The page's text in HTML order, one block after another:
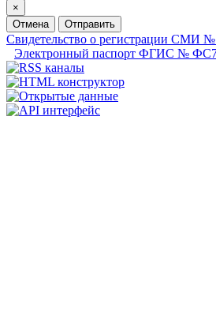
×
Отмена
Отправить
Свидетельство о регистрации СМИ
Электронный паспорт ФГИС №